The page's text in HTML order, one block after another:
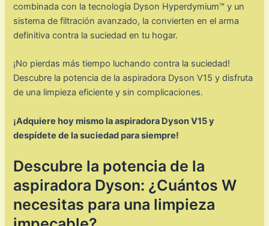
combinada con la tecnología Dyson Hyperdymium™ y un
sistema de filtración avanzado, la convierten en el arma
definitiva contra la suciedad en tu hogar.
¡No pierdas más tiempo luchando contra la suciedad!
Descubre la potencia de la aspiradora Dyson V15 y disfruta
de una limpieza eficiente y sin complicaciones.
¡Adquiere hoy mismo la aspiradora Dyson V15 y
despídete de la suciedad para siempre!
Descubre la potencia de la
aspiradora Dyson: ¿Cuántos W
necesitas para una limpieza